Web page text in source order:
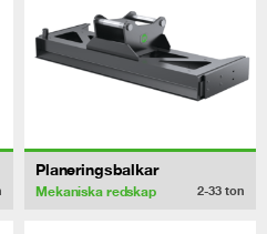
Planeringsbalkar
Mekaniska redskap 2-33 ton